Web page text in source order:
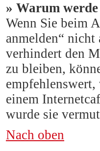
» Warum
Wenn Sie beim
anmelden“
verhindert den
zu bleiben,
einem
wurde sie
Nach oben